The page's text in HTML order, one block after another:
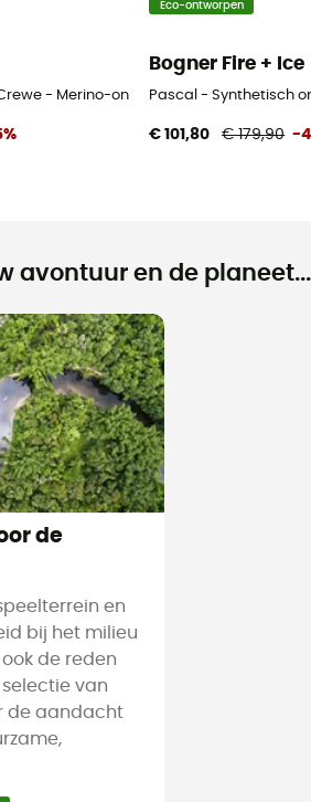
- Merino-ondergoed - Heren
Eco-ontworpen
Bogner Fire + Ice
Pascal - Synthetisch
€ 101,80 € 179,90 -
avontuur en de planeet...
de
en
bij het milieu
de reden
van
de aandacht